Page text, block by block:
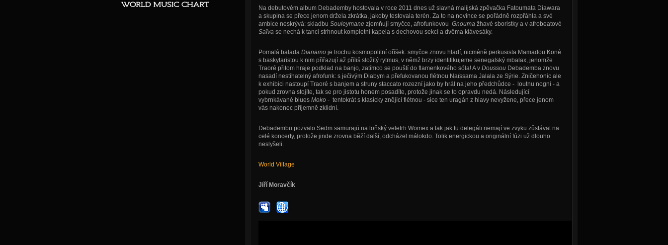
Na debutovém album Debademby hostovala v roce 2011 dnes už slavná malijská zpěvačka Fatoumata Diawara
a skupina se přece jenom držela zkrátka, jakoby testovala terén. Za to na novince se pořádně rozpřáhla a své
ambice neskrývá: skladbu Souleymanezjemňují smyčce, afrofunkovou Gnouma žhavé sboristky a v afrobeatové
Saïva se nechá k tanci strhnout kompletní kapela s dechovou sekcí a dvěma klávesáky.
Pomalá balada Dianamoje trochu kosmopolitní oříšek: smyčce znovu hladí, nicméně perkusista Mamadou Koné
s baskytaristou k nim přiřazují až příliš složitý rytmus, v němž brzy identifikujeme senegalský mbalax, jenomže
Traoré přitom hraje podklad na banjo, zatímco se pouští do flamenkového sóla! A v Doussou Debademba znovu
nasadí nestíhatelný afrofunk: s ječivým Diabym a přefukovanou flétnou Naïssama Jalala ze Sýrie. Zničehonic ale
k exhibici nastoupí Traoré s banjem a struny staccato rozezní jako by hrál na jeho předchůdce - loutnu nogni - a
pokud zrovna stojíte, tak se pro jistotu honem posadíte, protože jinak se to opravdu nedá. Následující
vybrnkávané blues Moko- tentokrát s klasicky znějící flétnou - sice ten uragán z hlavy nevyžene, přece jenom
vás nakonec příjemně zklidní.
Debadembu pozvalo Sedm samurajů na loňský veletrh Womex a tak jak tu delegáti nemají ve zvyku zůstávat na
celé koncerty, protože jinde zrovna běží další, odcházel málokdo. Tolik energickou a originální fúzi už dlouho
neslyšeli.
World Village
Jiří Moravčík